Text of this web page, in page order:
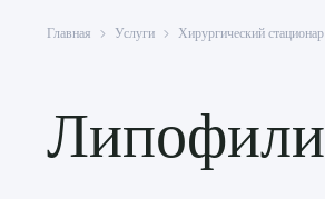
Главная Услуги Хирургический стационар